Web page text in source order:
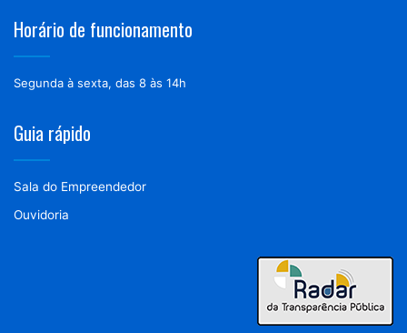
Horário de funcionamento
Segunda à sexta, das 8 às 14h
Guia rápido
Sala do Empreendedor
Ouvidoria